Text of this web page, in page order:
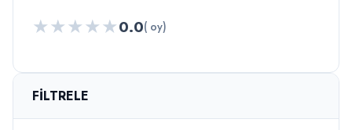
★★★★★0.0( oy)
FILTRELE